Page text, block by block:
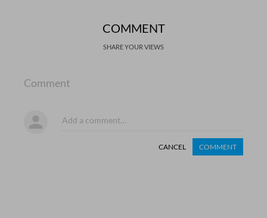
COMMENT
SHARE YOUR VIEWS
Comment
CANCEL COMMENT